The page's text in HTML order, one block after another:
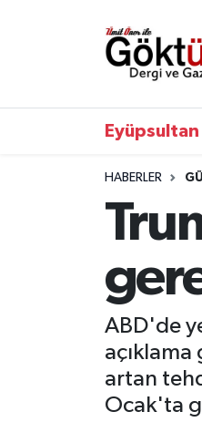
HABERLER
ABD'de
açıklama
artan
Ocak'ta
Anne Çocuk
EKONOMİ
GÖKTÜRK
GÜNDEM
Eyüpsultan Hava
Tüm Manşetler
Haber Arşivi